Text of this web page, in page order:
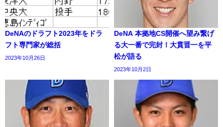
DeNAのドラフト2023年をドラ
フト専門家が総括
2023年10月26日
DeNA 本拠地CS開催へ望み繋げ
る大一番で完封！大貫晋一を平
松が語る
2023年10月2日